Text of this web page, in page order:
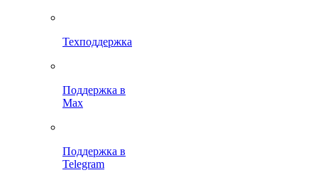
Техподдержка
Поддержка в
Max
Поддержка в
Telegram